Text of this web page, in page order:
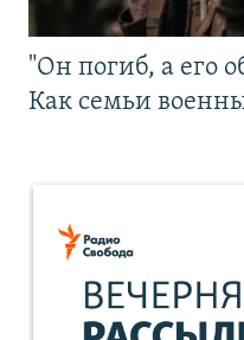
"Он погиб, а его
Как семьи